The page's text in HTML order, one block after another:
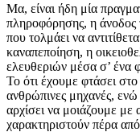
Μα, είναι ήδη μία
πληροφόρησης, η άνοδος
που τολμάει να
καναπεποίηση, η
ελευθεριών μέσα σ’ ένα
Το ότι έχουμε φτάσει
ανθρώπινες μηχανές, ενώ
αρχίσει να μοιάζουμε
χαρακτηριστούν πέρα